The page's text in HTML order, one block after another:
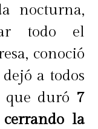
nocturna,
todo el
conoció
a todos
que duró 7
cerrando la